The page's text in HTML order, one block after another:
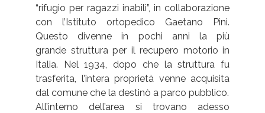
“rifugio per ragazzi inabili”, in collaborazione
con l’Istituto ortopedico Gaetano Pini.
Questo divenne in pochi anni la più
grande struttura per il recupero motorio in
Italia. Nel 1934, dopo che la struttura fu
trasferita, l’intera proprietà venne acquisita
dal comune che la destinò a parco pubblico.
All’interno dell’area si trovano adesso